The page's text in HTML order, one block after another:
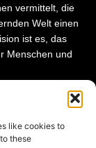
like cookies to
these
vermittelt, die
Welt einen
ist es, das
Menschen und